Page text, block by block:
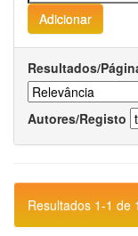
Resultados/
Autores/Registo
Resultados 1-1 de